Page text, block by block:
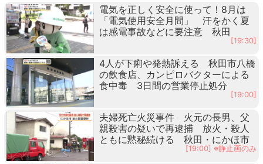
電気を正しく安全に使って！8月は
「電気使用安全月間」 汗をかく夏
は感電事故などに要注意 秋田
[19:30]
4人が下痢や発熱訴える 秋田市八橋
の飲食店、カンピロバクターによる
食中毒 3日間の営業停止処分
[19:00]
夫婦死亡火災事件 火元の長男、父
親殺害の疑いで再逮捕 放火・殺人
ともに黙秘続ける 秋田・にかほ市
[19:00] ※静止画のみ